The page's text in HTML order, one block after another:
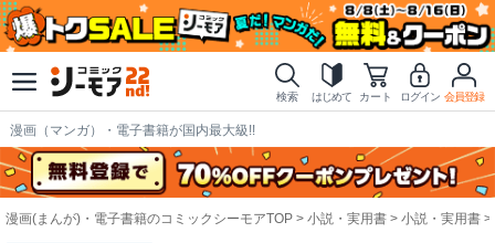
検索 はじめて カート ログイン 会員登録
漫画（マンガ）・電子書籍が国内最大級!!
漫画(まんが)・電子書籍のコミックシーモアTOP 小説・実用書 小説・実用書